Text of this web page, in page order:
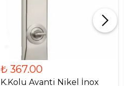
₺ 367.00
K.Kolu Avanti Nikel İnox